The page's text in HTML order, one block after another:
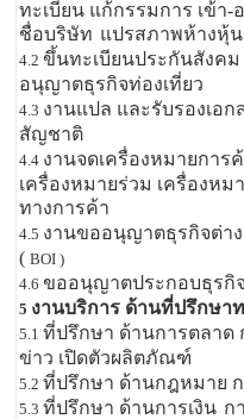
ทะเบียน แก้กรรมการ เข้า
ชื่อบริษัท แปรสภาพห้างหุ้
4.2ขึ้นทะเบียนประกันสังค
อนุญาตธุรกิจท่องเที่ยว
4.3 งานแปล และรับรองเอก
สัญชาติ
4.4 งานจดเครื่องหมายการ
เครื่องหมายร่วม เครื่องห
ทางการค้า
4.5 งานขออนุญาตธุรกิจต่า
(BOI )
4.6ขออนุญาตประกอบธุรกิ
5 งานบริการ ด้านที่ปรึกษา
5.1ที่ปรึกษา ด้านการตลาด
ข่าว เปิดตัวผลิตภัณฑ์
5.2ที่ปรึกษา ด้านกฎหมาย
5.3ที่ปรึกษา ด้านการเงิน ก